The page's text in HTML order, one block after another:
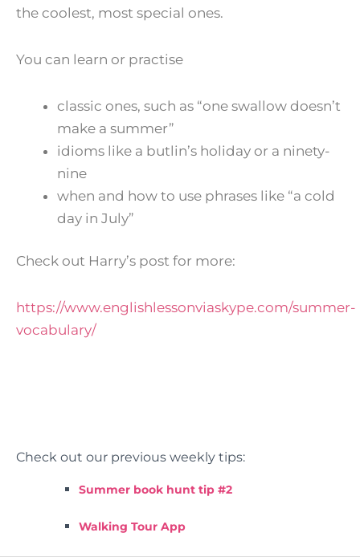
the coolest, most special ones.
You can learn or practise
classic ones, such as “one swallow doesn’t
make a summer”
idioms like a butlin’s holiday or a ninety-
nine
when and how to use phrases like “a cold
day in July”
Check out Harry’s post for more:
https://www.englishlessonviaskype.com/summer-
vocabulary/
Check out our previous weekly tips:
Summer book hunt tip #2
Walking Tour App